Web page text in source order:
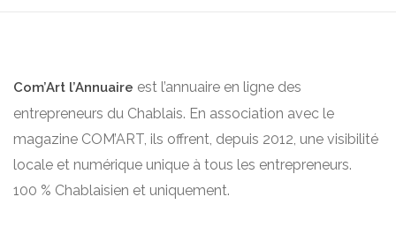
Com’Art l’Annuaire est l’annuaire en ligne des
entrepreneurs du Chablais. En association avec le
magazine COM’ART, ils offrent, depuis 2012, une visibilité
locale et numérique unique à tous les entrepreneurs.
100 % Chablaisien et uniquement.